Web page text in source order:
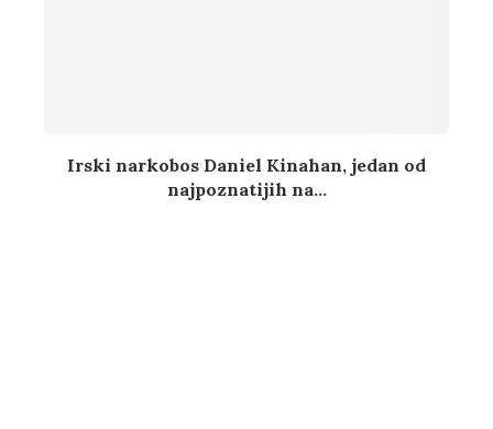
Irski narkobos Daniel Kinahan, jedan od
najpoznatijih na...